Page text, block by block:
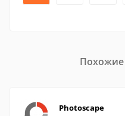
Photoscape